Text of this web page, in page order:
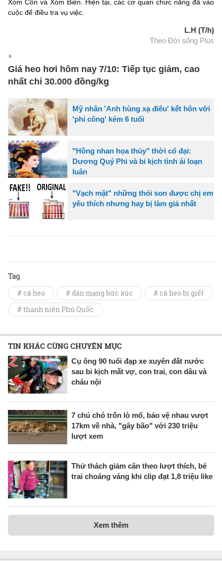
Xóm Cồn và Xóm Biển. Hiện tại, các cơ quan chức năng đã vào
cuộc để điều tra vụ việc.
L.H (T/h)
Theo Đời sống Plus
Giá heo hơi hôm nay 7/10: Tiếp tục giảm, cao
nhất chỉ 30.000 đồng/kg
Mỹ nhân 'Anh hùng xạ điêu' kết hôn với
'phi công' kém 6 tuổi
"Hồng nhan họa thủy" thời cổ đại:
Dương Quý Phi và bi kịch tình ái loạn
luân
"Vạch mặt" những thỏi son được chị em
yêu thích nhưng hay bị làm giả nhất
Tag
# cá heo # dân mạng bức xúc
# cá heo bị giết
# thanh niên Phú Quốc
TIN KHÁC CÙNG CHUYÊN MỤC
Cụ ông 90 tuổi đạp xe xuyên đất nước
sau bi kịch mất vợ, con trai, con dâu và
cháu nội
7 chú chó trốn lò mổ, bảo vệ nhau vượt
17km về nhà, "gây bão" với 230 triệu
lượt xem
Thử thách giảm cân theo lượt thích, bé
trai choáng váng khi clip đạt 1,8 triệu like
Xem thêm